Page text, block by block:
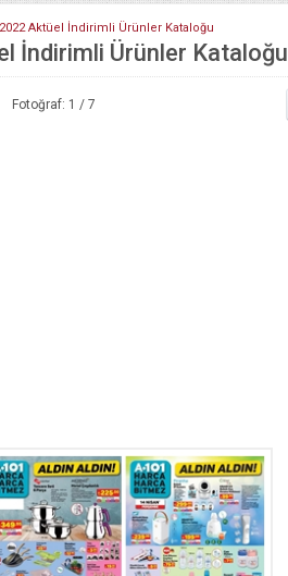
Aktüel İndirimli Ürünler Kataloğu
İndirimli Ürünler Kataloğu
Fotoğraf: 1 / 7